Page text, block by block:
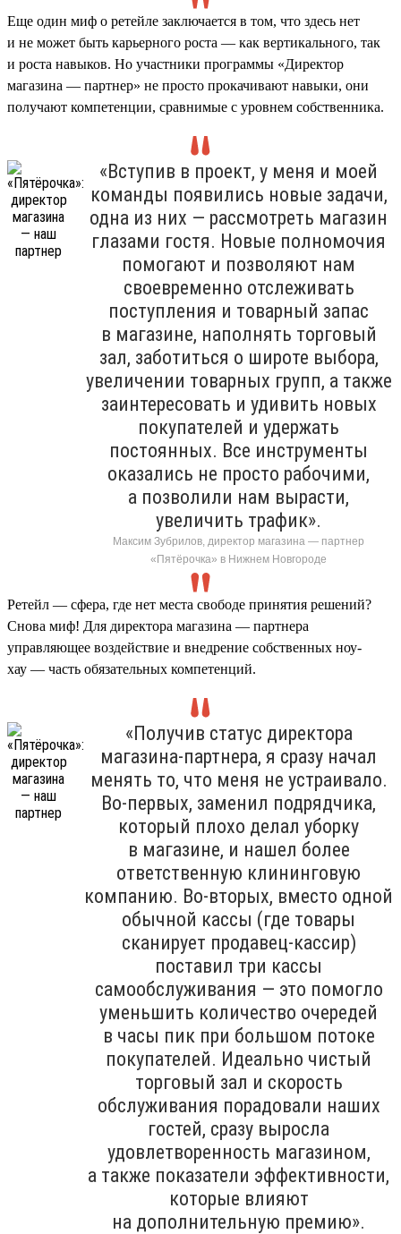
Еще один миф о ретейле заключается в том, что здесь нет
и не может быть карьерного роста — как вертикального, так
и роста навыков. Но участники программы «Директор
магазина — партнер» не просто прокачивают навыки, они
получают компетенции, сравнимые с уровнем собственника.
«Вступив в проект, у меня и моей
команды появились новые задачи,
одна из них — рассмотреть магазин
глазами гостя. Новые полномочия
помогают и позволяют нам
своевременно отслеживать
поступления и товарный запас
в магазине, наполнять торговый
зал, заботиться о широте выбора,
увеличении товарных групп, а также
заинтересовать и удивить новых
покупателей и удержать
постоянных. Все инструменты
оказались не просто рабочими,
а позволили нам вырасти,
увеличить трафик».
Максим Зубрилов, директор магазина — партнер
«Пятёрочка» в Нижнем Новгороде
Ретейл — сфера, где нет места свободе принятия решений?
Снова миф! Для директора магазина — партнера
управляющее воздействие и внедрение собственных ноу-
хау — часть обязательных компетенций.
«Получив статус директора
магазина-партнера, я сразу начал
менять то, что меня не устраивало.
Во-первых, заменил подрядчика,
который плохо делал уборку
в магазине, и нашел более
ответственную клининговую
компанию. Во-вторых, вместо одной
обычной кассы (где товары
сканирует продавец-кассир)
поставил три кассы
самообслуживания — это помогло
уменьшить количество очередей
в часы пик при большом потоке
покупателей. Идеально чистый
торговый зал и скорость
обслуживания порадовали наших
гостей, сразу выросла
удовлетворенность магазином,
а также показатели эффективности,
которые влияют
на дополнительную премию».